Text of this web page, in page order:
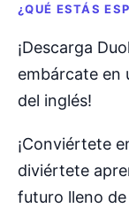
¿QUÉ ESTÁS
¡Descarga
embárcate en
del inglés!
¡Conviértete
diviértete
futuro lleno